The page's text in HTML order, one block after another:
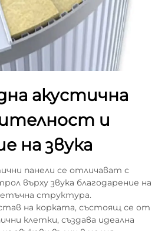
акустична
и
на звука
панели се отличават с
върху звука благодарение на
структура.
на корката, състоящ се от
клетки, създава идеална